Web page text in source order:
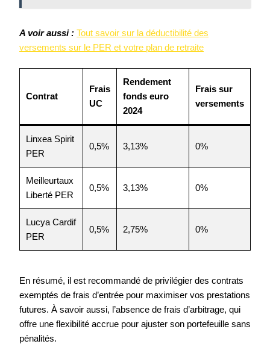
A voir aussi : Tout savoir sur la déductibilité des
versements sur le PER et votre plan de retraite
Contrat
Frais
UC
Rendement
fonds euro
2024
Frais sur
versements
Linxea Spirit
PER
0,5% 3,13% 0%
Meilleurtaux
Liberté PER
0,5% 3,13% 0%
Lucya Cardif
PER
0,5% 2,75% 0%
En résumé, il est recommandé de privilégier des contrats
exemptés de frais d’entrée pour maximiser vos prestations
futures. À savoir aussi, l’absence de frais d’arbitrage, qui
offre une flexibilité accrue pour ajuster son portefeuille sans
pénalités.